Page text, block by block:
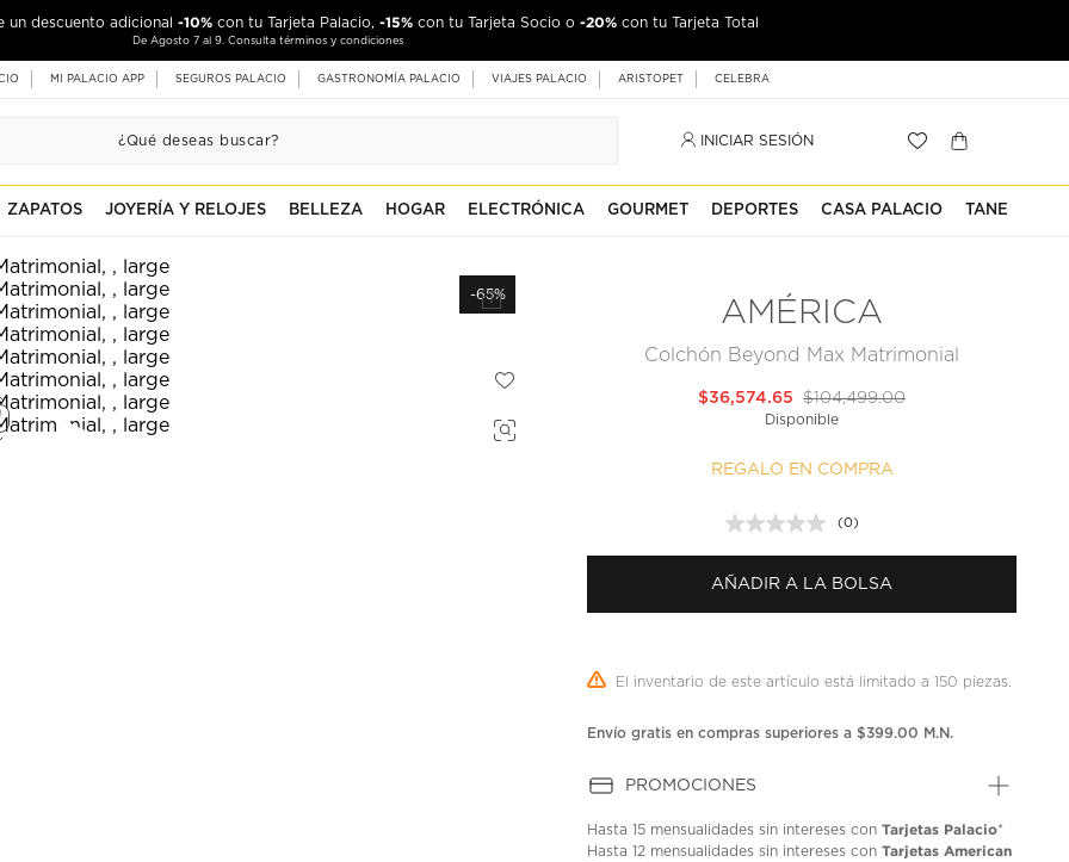
un descuento adicional -10% con tu Tarjeta Palacio, -15% con tu Tarjeta Socio o -20% con tu Tarjeta Total
De Agosto 7 al 9. Consulta términos y condiciones
MI PALACIO APP SEGUROS PALACIO GASTRONOMÍA PALACIO VIAJES PALACIO ARISTOPET CELEBRA
INICIAR SESIÓN
ZAPATOS JOYERÍA Y RELOJES BELLEZA HOGAR ELECTRÓNICA GOURMET DEPORTES CASA PALACIO TANE
-65%
AMÉRICA
Colchón Beyond Max Matrimonial
$104,499.00
$36,574.65
Disponible
REGALO EN COMPRA
Sin
puntuación.
en
la
(0)
AÑADIR A LA BOLSA
El inventario de este artículo está limitado a 150 piezas.
Envío gratis en compras superiores a $399.00 M.N.
PROMOCIONES
Hasta15 mensualidades sin intereses conTarjetas Palacio*
Hasta12 mensualidades sin intereses conTarjetas American